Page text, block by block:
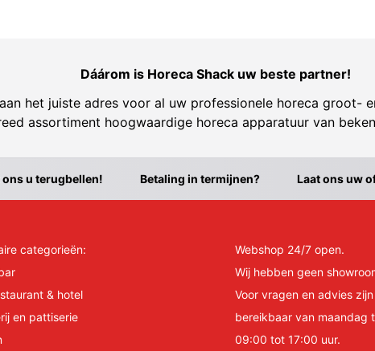
Dáárom is Horeca Shack uw beste partner!
het juiste adres voor al uw professionele horeca groot-
assortiment hoogwaardige horeca apparatuur van
ons u terugbellen! Betaling in termijnen? Laat ons uw
categorieën:
& hotel
en pattiserie
Webshop 24/7 open.
Wij hebben geen
Voor vragen en advies
bereikbaar van maandag
09:00 tot 17:00 uur.